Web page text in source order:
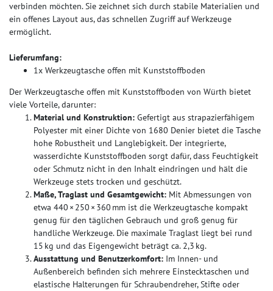
verbinden möchten. Sie zeichnet sich durch stabile Materialien und
ein offenes Layout aus, das schnellen Zugriff auf Werkzeuge
ermöglicht.
Lieferumfang:
1x Werkzeugtasche offen mit Kunststoffboden
Der Werkzeugtasche offen mit Kunststoffboden von Würth bietet
viele Vorteile, darunter:
Material und Konstruktion: Gefertigt aus strapazierfähigem
Polyester mit einer Dichte von 1680 Denier bietet die Tasche
hohe Robustheit und Langlebigkeit. Der integrierte,
wasserdichte Kunststoffboden sorgt dafür, dass Feuchtigkeit
oder Schmutz nicht in den Inhalt eindringen und hält die
Werkzeuge stets trocken und geschützt.
Maße, Traglast und Gesamtgewicht: Mit Abmessungen von
etwa 440 × 250 × 360 mm ist die Werkzeugtasche kompakt
genug für den täglichen Gebrauch und groß genug für
handliche Werkzeuge. Die maximale Traglast liegt bei rund
15 kg und das Eigengewicht beträgt ca. 2,3 kg.
Ausstattung und Benutzerkomfort: Im Innen‑ und
Außenbereich befinden sich mehrere Einstecktaschen und
elastische Halterungen für Schraubendreher, Stifte oder